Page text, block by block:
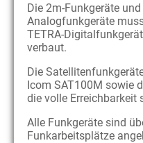
Die 2m-Funkgeräte
Analogfunkgeräte
TETRA-
verbaut.
Die
Icom SAT100M sowie
die volle Erreichbarkeit
Alle Funkgeräte sind
Funkarbeitsplätze